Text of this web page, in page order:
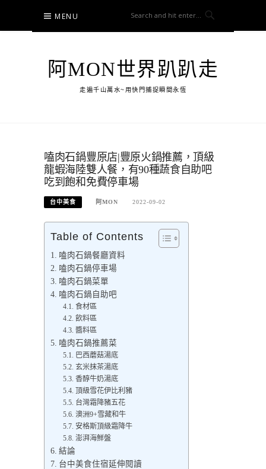
content
MENU
阿MON世界趴趴走
走遍千山萬水~用快門捕捉瞬間永恆
嗑肉石鍋豐原店|豐原火鍋推薦，頂級
龍蝦海陸雙人餐，有90種蔬食自助吧
吃到飽和免費停車場
台中美食 阿MON 2022-09-02
Table of Contents
嗑肉石鍋餐廳資料
嗑肉石鍋停車場
嗑肉石鍋菜單
嗑肉石鍋自助吧
食材區
飲料區
醬料區
嗑肉石鍋推薦菜
巴西蘑菇湯底
玄米抹茶湯底
香醇牛奶湯底
頂級雪花伊比利豬
台灣霜降豬五花
澳洲9+雪藏和牛
安格斯頂級霜降牛
澎湃海鮮盤
結論
台中美食住宿延伸閱讀